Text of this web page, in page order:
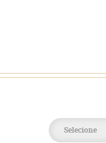
Selecione